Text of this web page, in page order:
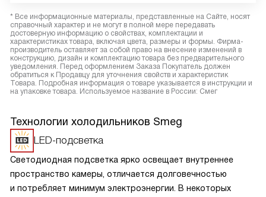
* Все информационные материалы, представленные на Сайте, носят
справочный характер и не могут в полной мере передавать
достоверную информацию о свойствах, комплектации и
характеристиках товара, включая цвета, размеры и формы. Фирма-
производитель оставляет за собой право на внесение изменений в
конструкцию, дизайн и комплектацию товара без предварительного
уведомления. Перед оформлением Заказа Покупатель должен
обратиться к Продавцу для уточнения свойств и характеристик
Товара. Подробная информация о товаре указывается в инструкции и
на упаковке товара. Используемое название в России: Смег
Технологии холодильников Smeg
LED-подсветка
Светодиодная подсветка ярко освещает внутреннее
пространство камеры, отличается долговечностью
и потребляет минимум электроэнергии. В некоторых